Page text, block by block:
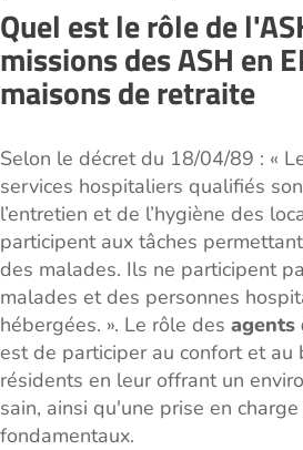
Quel est le rôle de
missions des ASH en
maisons de retraite
Selon le décret du 18/04/89 : «
services hospitaliers qualifiés
l’entretien et de l’hygiène des
participent aux tâches
des malades. Ils ne participent
malades et des personnes
hébergées. ». Le rôle des agents
est de participer au confort et au
résidents en leur offrant un
sain, ainsi qu'une prise en
fondamentaux.